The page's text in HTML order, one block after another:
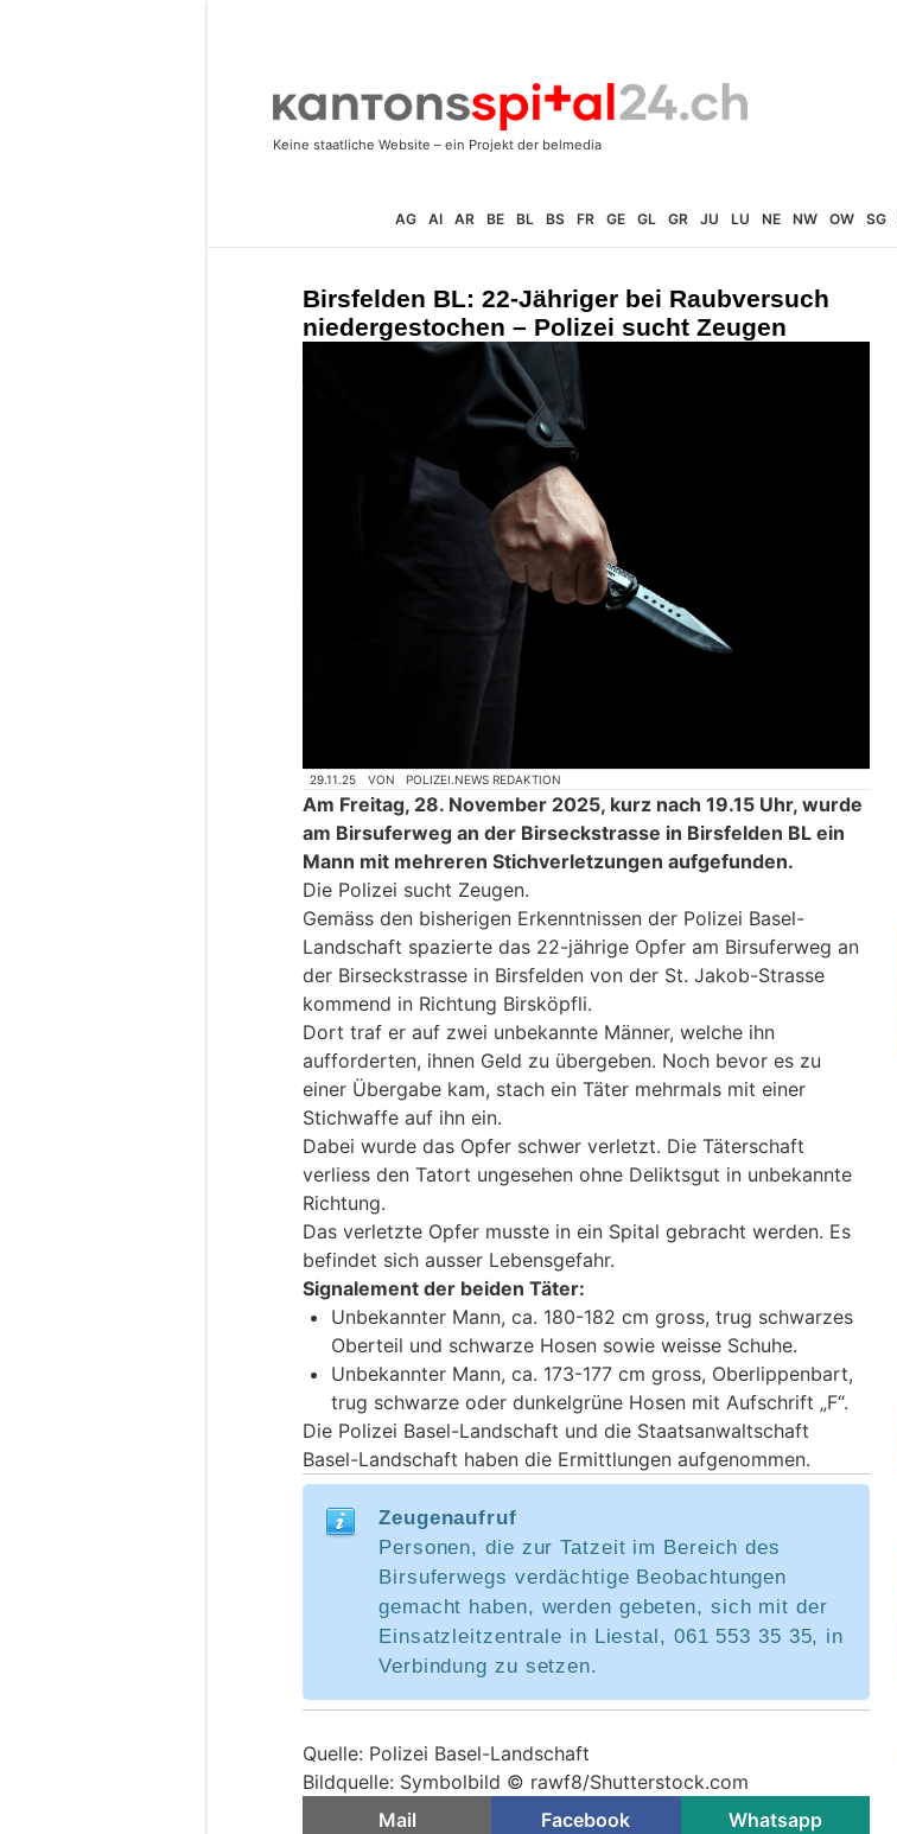
AG AI AR BE BL BS FR GE GL GR JU LU NE NW OW SG
Birsfelden BL: 22-Jähriger bei Raubversuch
niedergestochen – Polizei sucht Zeugen
29.11.25 VON POLIZEI.NEWS REDAKTION
Am Freitag, 28. November 2025, kurz nach 19.15 Uhr, wurde
am Birsuferweg an der Birseckstrasse in Birsfelden BL ein
Mann mit mehreren Stichverletzungen aufgefunden.
Die Polizei sucht Zeugen.
Gemäss den bisherigen Erkenntnissen der Polizei Basel-
Landschaft spazierte das 22-jährige Opfer am Birsuferweg an
der Birseckstrasse in Birsfelden von der St. Jakob-Strasse
kommend in Richtung Birsköpfli.
Dort traf er auf zwei unbekannte Männer, welche ihn
aufforderten, ihnen Geld zu übergeben. Noch bevor es zu
einer Übergabe kam, stach ein Täter mehrmals mit einer
Stichwaffe auf ihn ein.
Dabei wurde das Opfer schwer verletzt. Die Täterschaft
verliess den Tatort ungesehen ohne Deliktsgut in unbekannte
Richtung.
Das verletzte Opfer musste in ein Spital gebracht werden. Es
befindet sich ausser Lebensgefahr.
Signalement der beiden Täter:
Unbekannter Mann, ca. 180-182 cm gross, trug schwarzes
Oberteil und schwarze Hosen sowie weisse Schuhe.
Unbekannter Mann, ca. 173-177 cm gross, Oberlippenbart,
trug schwarze oder dunkelgrüne Hosen mit Aufschrift „F“.
Die Polizei Basel-Landschaft und die Staatsanwaltschaft
Basel-Landschaft haben die Ermittlungen aufgenommen.
Zeugenaufruf
Personen, die zur Tatzeit im Bereich des
Birsuferwegs verdächtige Beobachtungen
gemacht haben, werden gebeten, sich mit der
Einsatzleitzentrale in Liestal, 061 553 35 35, in
Verbindung zu setzen.
Quelle: Polizei Basel-Landschaft
Bildquelle: Symbolbild © rawf8/Shutterstock.com
Mail
Facebook Whatsapp